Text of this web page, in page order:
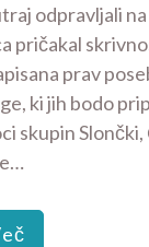
odpravljali
pričakal
prav
ki jih bodo
skupin